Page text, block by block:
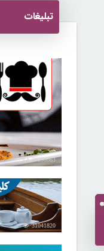
تبلیغات
30256663
31041820